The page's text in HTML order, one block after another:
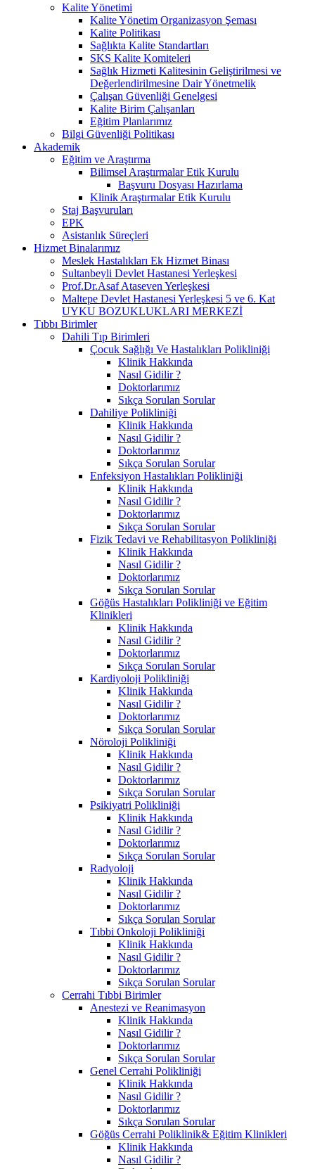
Kalite Yönetimi
Kalite Yönetim Organizasyon Şeması
Kalite Politikası
Sağlıkta Kalite Standartları
SKS Kalite Komiteleri
Sağlık Hizmeti Kalitesinin Geliştirilmesi ve
Değerlendirilmesine Dair Yönetmelik
Çalışan Güvenliği Genelgesi
Kalite Birim Çalışanları
Eğitim Planlarımız
Bilgi Güvenliği Politikası
Akademik
Eğitim ve Araştırma
Bilimsel Araştırmalar Etik Kurulu
Başvuru Dosyası Hazırlama
Klinik Araştırmalar Etik Kurulu
Staj Başvuruları
EPK
Asistanlık Süreçleri
Hizmet Binalarımız
Meslek Hastalıkları Ek Hizmet Binası
Sultanbeyli Devlet Hastanesi Yerleşkesi
Prof.Dr.Asaf Ataseven Yerleşkesi
Maltepe Devlet Hastanesi Yerleşkesi 5 ve 6. Kat
UYKU BOZUKLUKLARI MERKEZİ
Tıbbı Birimler
Dahili Tıp Birimleri
Çocuk Sağlığı Ve Hastalıkları Polikliniği
Klinik Hakkında
Nasıl Gidilir ?
Doktorlarımız
Sıkça Sorulan Sorular
Dahiliye Polikliniği
Klinik Hakkında
Nasıl Gidilir ?
Doktorlarımız
Sıkça Sorulan Sorular
Enfeksiyon Hastalıkları Polikliniği
Klinik Hakkında
Nasıl Gidilir ?
Doktorlarımız
Sıkça Sorulan Sorular
Fizik Tedavi ve Rehabilitasyon Polikliniği
Klinik Hakkında
Nasıl Gidilir ?
Doktorlarımız
Sıkça Sorulan Sorular
Göğüs Hastalıkları Polikliniği ve Eğitim
Klinikleri
Klinik Hakkında
Nasıl Gidilir ?
Doktorlarımız
Sıkça Sorulan Sorular
Kardiyoloji Polikliniği
Klinik Hakkında
Nasıl Gidilir ?
Doktorlarımız
Sıkça Sorulan Sorular
Nöroloji Polikliniği
Klinik Hakkında
Nasıl Gidilir ?
Doktorlarımız
Sıkça Sorulan Sorular
Psikiyatri Polikliniği
Klinik Hakkında
Nasıl Gidilir ?
Doktorlarımız
Sıkça Sorulan Sorular
Radyoloji
Klinik Hakkında
Nasıl Gidilir ?
Doktorlarımız
Sıkça Sorulan Sorular
Tıbbi Onkoloji Polikliniği
Klinik Hakkında
Nasıl Gidilir ?
Doktorlarımız
Sıkça Sorulan Sorular
Cerrahi Tıbbi Birimler
Anestezi ve Reanimasyon
Klinik Hakkında
Nasıl Gidilir ?
Doktorlarımız
Sıkça Sorulan Sorular
Genel Cerrahi Polikliniği
Klinik Hakkında
Nasıl Gidilir ?
Doktorlarımız
Sıkça Sorulan Sorular
Göğüs Cerrahi Poliklinik& Eğitim Klinikleri
Klinik Hakkında
Nasıl Gidilir ?